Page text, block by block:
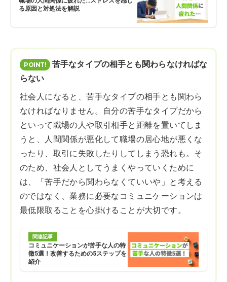
る原因と対処法を解説
苦手なタイプの相手とも関わらなければな
らない
社会人になると、苦手なタイプの相手とも関わら
なければなりません。自分の苦手なタイプだから
といって職場の人や取引相手と距離を置いてしま
うと、人間関係が悪化して職場の居心地が悪くな
ったり、取引に失敗したりしてしまう恐れも。そ
のため、社会人としてうまくやっていくために
は、「苦手だから関わらなくていいや」と考える
のではなく、業務に必要なコミュニケーションは
最低限取ることを心掛けることが大切です。
関連記事
コミュニケーションが苦手な人の特
徴5選！改善するための5ステップを
紹介